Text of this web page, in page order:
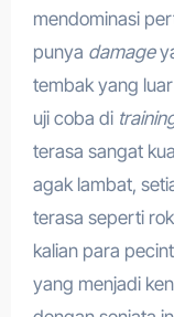
mendominasi
punya damage
tembak yang
uji coba di
terasa sangat
agak lambat,
terasa seperti
kalian para
yang menjadi